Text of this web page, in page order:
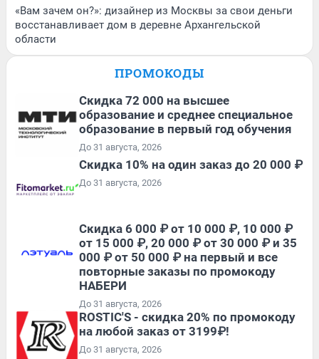
«Вам зачем он?»: дизайнер из Москвы за свои деньги
восстанавливает дом в деревне Архангельской
области
ПРОМОКОДЫ
Скидка 72 000 на высшее
образование и среднее специальное
образование в первый год обучения
До 31 августа, 2026
Скидка 10% на один заказ до 20 000 ₽
До 31 августа, 2026
Скидка 6 000 ₽ от 10 000 ₽, 10 000 ₽
от 15 000 ₽, 20 000 ₽ от 30 000 ₽ и 35
000 ₽ от 50 000 ₽ на первый и все
повторные заказы по промокоду
НАБЕРИ
До 31 августа, 2026
ROSTIC'S - скидка 20% по промокоду
на любой заказ от 3199₽!
До 31 августа, 2026